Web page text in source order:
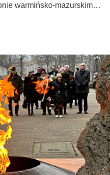
warmińsko-mazurskim…